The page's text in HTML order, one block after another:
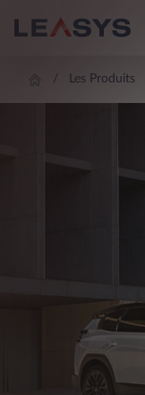
Les Produits